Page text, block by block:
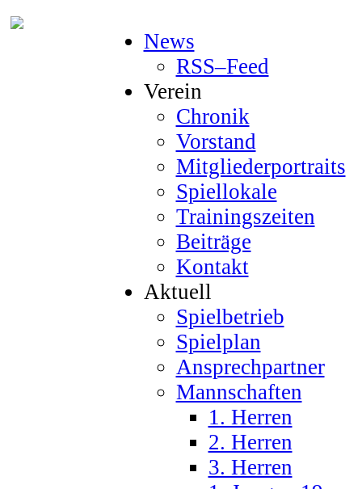
News
RSS–Feed
Verein
Chronik
Vorstand
Mitgliederportraits
Spiellokale
Trainingszeiten
Beiträge
Kontakt
Aktuell
Spielbetrieb
Spielplan
Ansprechpartner
Mannschaften
1. Herren
2. Herren
3. Herren